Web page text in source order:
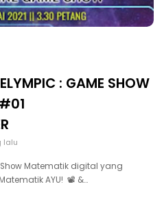
: GAME SHOW
lalu
Show Matematik digital yang
AYU! 📽 &…